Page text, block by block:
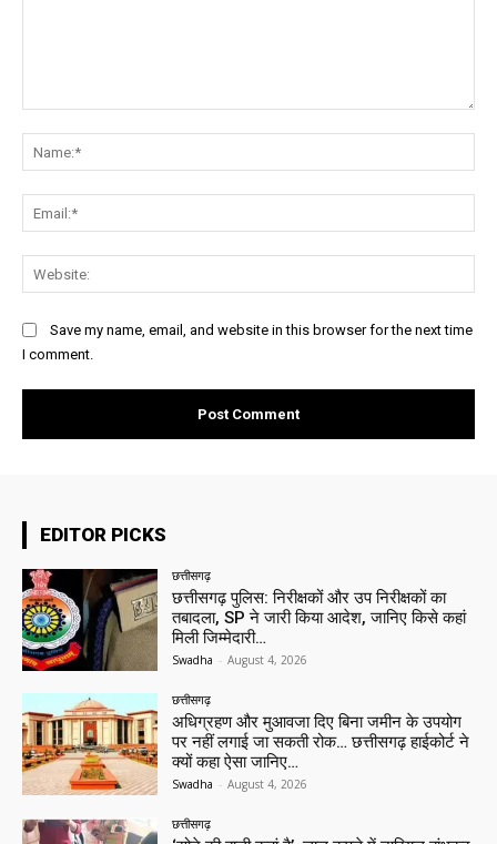
Save my name, email, and website in this browser for the next time
I comment.
EDITOR PICKS
छत्तीसगढ़
छत्तीसगढ़ पुलिस: निरीक्षकों और उप निरीक्षकों का
तबादला, SP ने जारी किया आदेश, जानिए किसे कहां
मिली जिम्मेदारी…
Swadha - August 4, 2026
छत्तीसगढ़
अधिग्रहण और मुआवजा दिए बिना जमीन के उपयोग
पर नहीं लगाई जा सकती रोक… छत्तीसगढ़ हाईकोर्ट ने
क्यों कहा ऐसा जानिए…
Swadha - August 4, 2026
छत्तीसगढ़